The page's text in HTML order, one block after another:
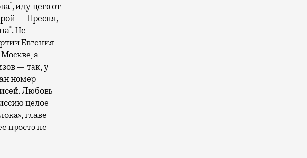
*, идущего от
— Пресня,
*. Не
Евгения
а
— так, у
номер
Любовь
целое
главе
просто не